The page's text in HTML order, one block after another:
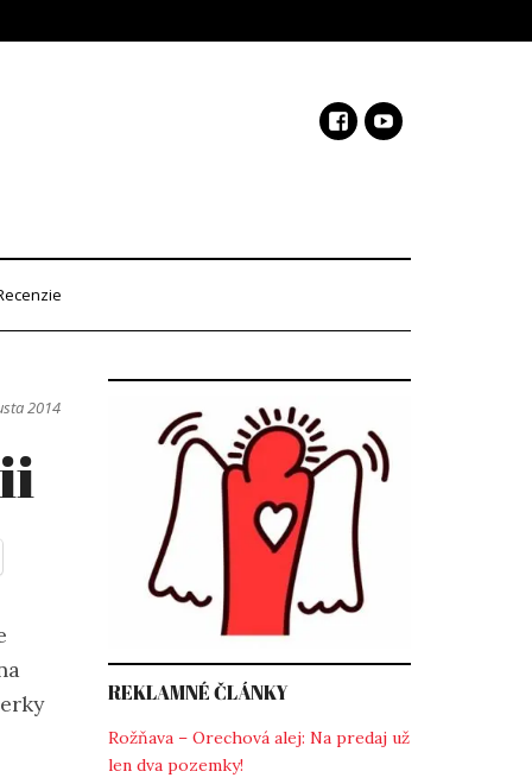
2014
REKLAMNÉ ČLÁNKY
Rožňava – Orechová alej: Na predaj už
len dva pozemky!